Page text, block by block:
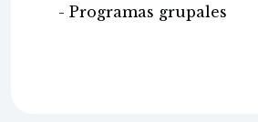
- Programas grupales